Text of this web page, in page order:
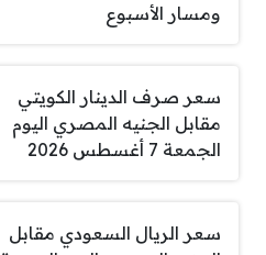
ومسار الأسبوع
سعر صرف الدينار الكويتي
مقابل الجنيه المصري اليوم
الجمعة 7 أغسطس 2026
سعر الريال السعودي مقابل